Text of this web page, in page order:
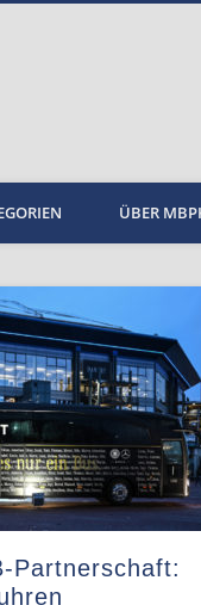
ÜBER
Partnerschaft: